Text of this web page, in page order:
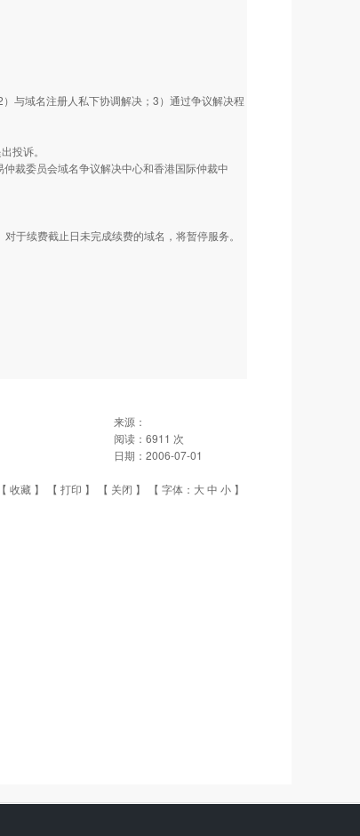
与域名注册人私下协调解决；3）通过争议解决程
投诉。
裁委员会域名争议解决中心和香港国际仲裁中
于续费截止日未完成续费的域名，将暂停服务。
来源：
阅读： 6911 次
日期： 2006-07-01
收藏 】 【 打印 】 【 关闭 】 【 字体： 大中 小 】